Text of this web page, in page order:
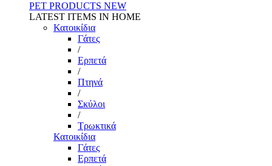
PET PRODUCTS NEW
LATEST ITEMS IN HOME
Κατοικίδια
Γάτες
/
Ερπετά
/
Πτηνά
/
Σκύλοι
/
Τρωκτικά
Κατοικίδια
Γάτες
Ερπετά